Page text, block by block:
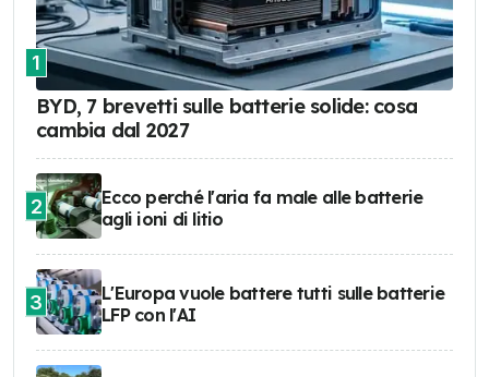
1
BYD, 7 brevetti sulle batterie solide: cosa
cambia dal 2027
2
Ecco perché l'aria fa male alle batterie
agli ioni di litio
3
L'Europa vuole battere tutti sulle batterie
LFP con l'AI